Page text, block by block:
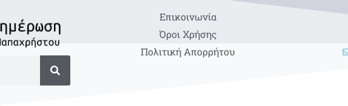
Eπικοινωνία
Όροι Χρήσης
Πολιτική Απορρήτου